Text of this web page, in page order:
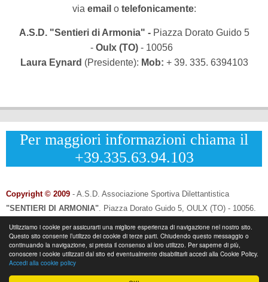
Utilizziamo i cookie per assicurarti una migliore esperienza di navigazione nel nostro sito.
Questo sito consente l’utilizzo dei cookie di terze parti. Chiudendo questo messaggio o
continuando la navigazione, si presta il consenso al loro utilizzo. Per saperne di più,
conoscere i cookie utilizzati dal sito ed eventualmente disabilitarli accedi alla Cookie Policy.
Accedi alla cookie policy
via email o telefonicamente:
A.S.D. "Sentieri di Armonia" - Piazza Dorato Guido 5
- Oulx (TO) - 10056
Laura Eynard (Presidente): Mob: + 39. 335. 6394103
Per maggiori informazioni chiama il
+39.335.63.94.103
Copyright © 2009 - A.S.D. Associazione Sportiva Dilettantistica
"SENTIERI DI ARMONIA". Piazza Dorato Guido 5, OULX (TO) - 10056.
Info & Contatti:Laura Eynard: +39.335.6394103
-Email: info@sentieridiarmonia.com